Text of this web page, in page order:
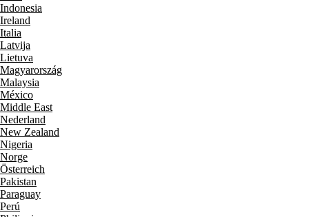
Indonesia
Ireland
Italia
Latvija
Lietuva
Magyarország
Malaysia
México
Middle East
Nederland
New Zealand
Nigeria
Norge
Österreich
Pakistan
Paraguay
Perú